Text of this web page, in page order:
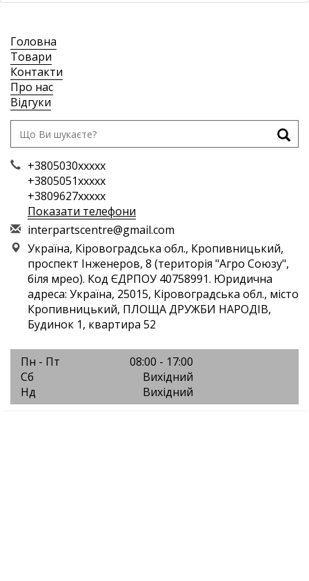
Головна
Товари
Контакти
Про нас
Відгуки
+3805030xxxxx
+3805051xxxxx
+3809627xxxxx
Показати телефони
interpartscentre@gmail.com
Україна, Кіровоградська обл., Кропивницький,
проспект Інженеров, 8 (територія "Агро Союзу",
біля мрео). Код ЄДРПОУ 40758991. Юридична
адреса: Україна, 25015, Кіровоградська обл., місто
Кропивницький, ПЛОЩА ДРУЖБИ НАРОДІВ,
Будинок 1, квартира 52
Пн - Пт
08:00 - 17:00
Сб
Вихідний
Нд
Вихідний